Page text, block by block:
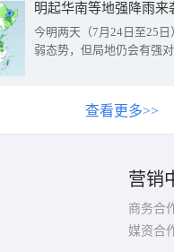
明起华南等地强降雨
今明两天（7月24日至25
弱态势，但局地仍会有强
查看更多>>
营销
商务合
媒资合